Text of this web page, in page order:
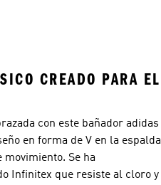
CREADO PARA EL
con este bañador adidas
en forma de V en la espalda
Se ha
Infinitex que resiste al cloro y